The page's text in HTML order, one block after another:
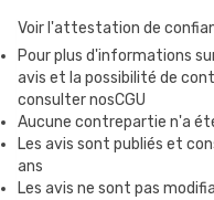
Deux cartouches équipées
conçue pour une vape plus
directe.
Voir l'attestation de
Pour plus d'informations
avis et la possibilité de
consulter nosCGU
Aucune contrepartie n'a
Les avis sont publiés et
ans
Les avis ne sont pas